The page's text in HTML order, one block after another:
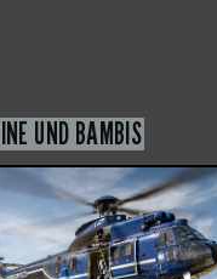
UND BAMBIS